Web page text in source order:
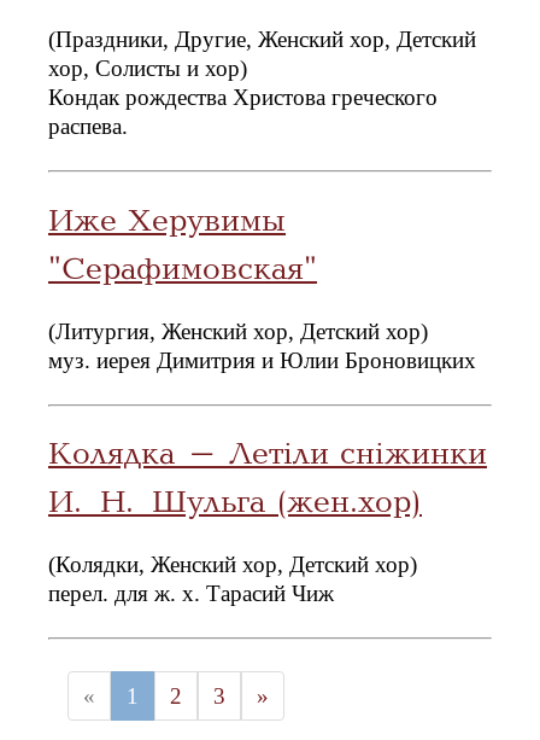
(Праздники, Другие, Женский хор, Детский
хор, Солисты и хор)
Кондак рождества Христова греческого
распева.
Иже Херувимы
"Серафимовская"
(Литургия, Женский хор, Детский хор)
муз. иерея Димитрия и Юлии Броновицких
Колядка - Летiли снiжинки
И. Н. Шульга (жен.хор)
(Колядки, Женский хор, Детский хор)
перел. для ж. х. Тарасий Чиж
« 1 2 3 »